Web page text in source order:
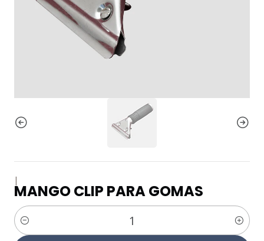
|
MANGO CLIP PARA GOMAS
Cantidad